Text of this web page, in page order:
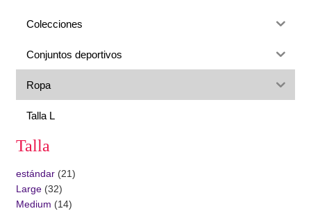
Colecciones
Conjuntos deportivos
Ropa
Talla L
Talla
estándar (21)
Large (32)
Medium (14)